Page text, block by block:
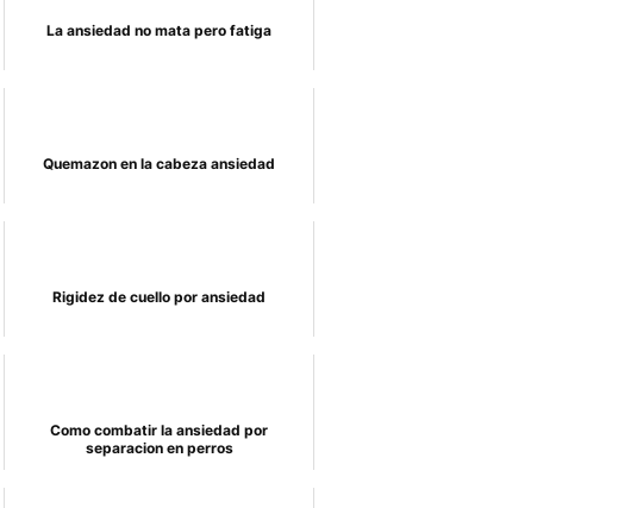
La ansiedad no mata pero fatiga
Quemazon en la cabeza ansiedad
Rigidez de cuello por ansiedad
Como combatir la ansiedad por
separacion en perros